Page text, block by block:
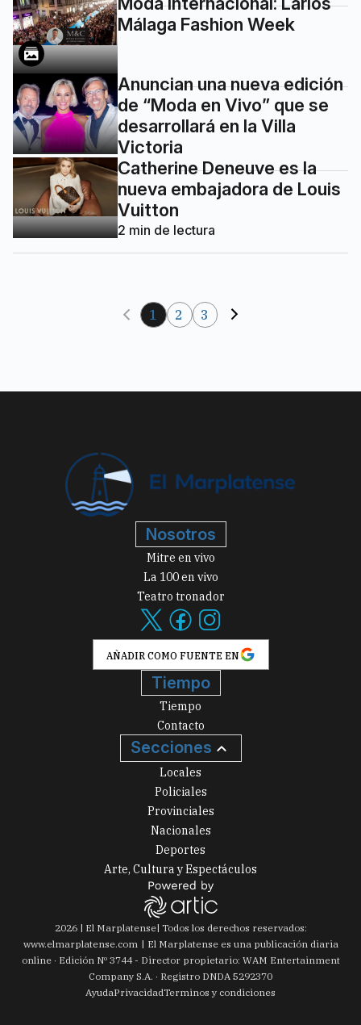
Málaga Fashion Week
Anuncian una nueva edición
de “Moda en Vivo” que se
desarrollará en la Villa
Victoria
Catherine Deneuve es la
nueva embajadora de Louis
Vuitton
2 min de lectura
1 2 3
Nosotros
Mitre en vivo
La 100 en vivo
Teatro tronador
AÑADIR COMO FUENTE EN
Tiempo
Tiempo
Contacto
Secciones
Locales
Policiales
Provinciales
Nacionales
Deportes
Arte, Cultura y Espectáculos
2026| El Marplatense| Todos los derechos reservados:
www.elmarplatense.com
El Marplatense es una publicación diaria
online · Edición Nº 3744- Director propietario: WAM Entertainment
Company S.A. · Registro DNDA 5292370
AyudaPrivacidadTerminos y condiciones